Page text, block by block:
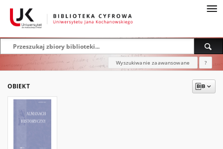
Wyszukiwanie zaawansowane ?
OBIEKT